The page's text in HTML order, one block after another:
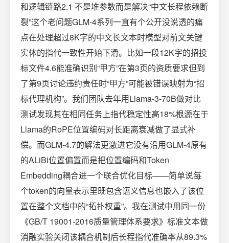
和逻辑链路2.1 不是堆参数而是解决“中文长程依赖断
裂”这个老问题GLM-4系列一直有个公开没说透的痛
点在处理超过8K字的中文长文本时模型对前文关键
实体的指代一致性开始下滑。比如一段12K字的招投
标文件4.6能准确识别“甲方”在第3页的资质要求但到
了第9页讨论违约责任时“甲方”可能被错误映射为“招
标代理机构”。我们团队去年用Llama-3-70B做对比
测试发现其在相同任务上指代稳定性高18%根源在于
Llama的RoPE位置编码对长距离衰减做了显式补
偿。而GLM-4.7的解法更激进它没有沿用GLM-4原有
的ALiBi位置偏置而是把位置编码和Token
Embedding耦合进一个联合优化目标——简单说每
个token的向量表示里既包含语义信息也嵌入了该位
置在整个文档中的“拓扑权重”。我在测试中用同一份
《GB/T 19001-2016质量管理体系要求》标准文本做
消融实验关闭该耦合机制后长程指代准确率从89.3%